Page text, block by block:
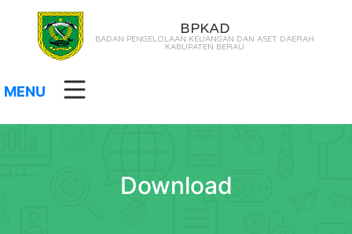
BPKAD
BADAN PENGELOLAAN KEUANGAN DAN ASET DAERAH
KABUPATEN BERAU
MENU
Download